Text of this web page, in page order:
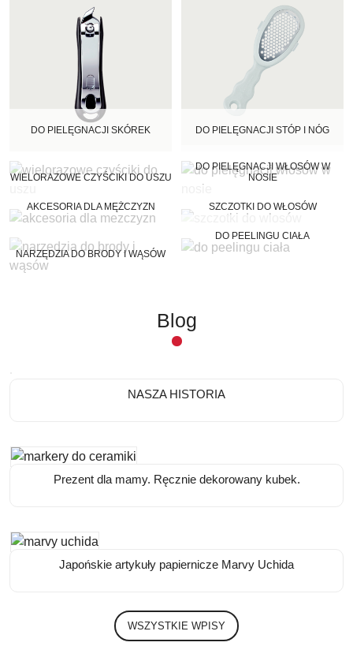
DO PIELĘGNACJI SKÓREK DO PIELĘGNACJI STÓP I NÓG
WIELORAZOWE CZYŚCIKI DO USZU
DO PIELĘGNACJI WŁOSÓW W
NOSIE
AKCESORIA DLA MĘŻCZYZN SZCZOTKI DO WŁOSÓW
NARZĘDZIA DO BRODY I WĄSÓW
DO PEELINGU CIAŁA
Blog
NASZA HISTORIA
Prezent dla mamy. Ręcznie dekorowany kubek.
Japońskie artykuły papiernicze Marvy Uchida
WSZYSTKIE WPISY